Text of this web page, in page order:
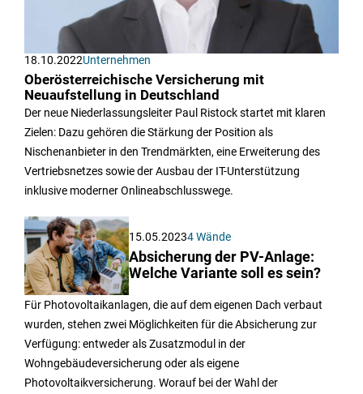
18.10.2022Unternehmen
Oberösterreichische Versicherung mit
Neuaufstellung in Deutschland
Der neue Niederlassungsleiter Paul Ristock startet mit klaren
Zielen: Dazu gehören die Stärkung der Position als
Nischenanbieter in den Trendmärkten, eine Erweiterung des
Vertriebsnetzes sowie der Ausbau der IT-Unterstützung
inklusive moderner Onlineabschlusswege.
15.05.20234 Wände
Absicherung der PV-Anlage:
Welche Variante soll es sein?
Für Photovoltaikanlagen, die auf dem eigenen Dach verbaut
wurden, stehen zwei Möglichkeiten für die Absicherung zur
Verfügung: entweder als Zusatzmodul in der
Wohngebäudeversicherung oder als eigene
Photovoltaikversicherung. Worauf bei der Wahl der